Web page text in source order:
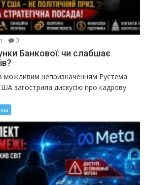
0
Банкової: чи слабшає
можливим непризначенням Рустема
загострила дискусію про кадрову